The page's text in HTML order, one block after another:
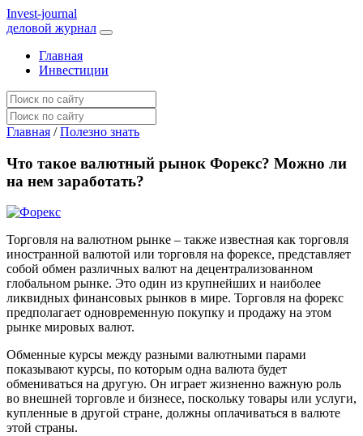
Invest-journal
деловой журнал
Главная
Инвестиции
Главная / Полезно знать
Что такое валютный рынок Форекс? Можно ли
на нем заработать?
Торговля на валютном рынке – также известная как торговля
иностранной валютой или торговля на форексе, представляет
собой обмен различных валют на децентрализованном
глобальном рынке. Это один из крупнейших и наиболее
ликвидных финансовых рынков в мире. Торговля на форекс
предполагает одновременную покупку и продажу на этом
рынке мировых валют.
Обменные курсы между разными валютными парами
показывают курсы, по которым одна валюта будет
обмениваться на другую. Он играет жизненно важную роль
во внешней торговле и бизнесе, поскольку товары или услуги,
купленные в другой стране, должны оплачиваться в валюте
этой страны.